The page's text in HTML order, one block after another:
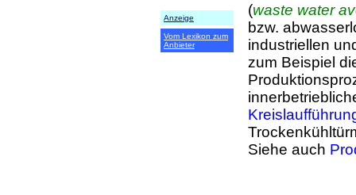
Anzeige
Vom Lexikon zum
Anbieter
(waste water
bzw.
industriellen
zum Beispiel
Siehe auch